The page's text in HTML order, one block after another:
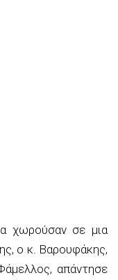
χωρούσαν σε μια
ο κ. Βαρουφάκης,
απάντησε